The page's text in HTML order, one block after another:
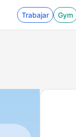
Trabajar Gym